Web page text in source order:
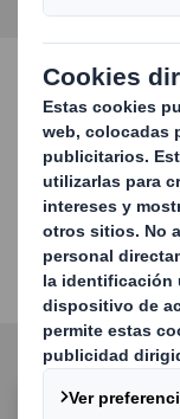
Asegúrate
las